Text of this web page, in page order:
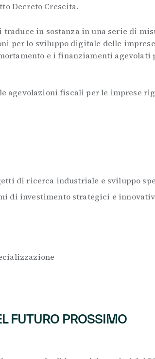
Decreto Crescita.
traduce in sostanza in una serie di
per lo sviluppo digitale delle
e i finanziamenti agevolati
agevolazioni fiscali per le imprese
di ricerca industriale e sviluppo
di investimento strategici e
FUTURO PROSSIMO